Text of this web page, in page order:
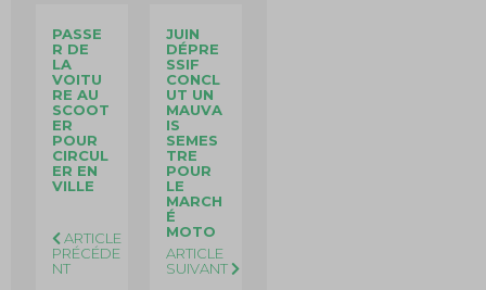
PASSE
R DE
LA
VOITU
RE AU
SCOOT
ER
POUR
CIRCUL
ER EN
VILLE
ARTICLE
PRÉCÉDE
NT
JUIN
DÉPRE
SSIF
CONCL
UT UN
MAUVA
IS
SEMES
TRE
POUR
LE
MARCH
É
MOTO
ARTICLE
SUIVANT